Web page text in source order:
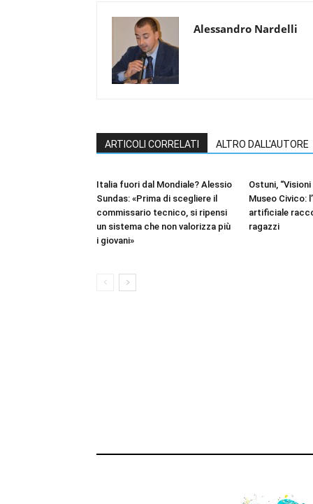
Alessandro Nardelli
ARTICOLI CORRELATI ALTRO DALL'AUTORE
Italia fuori dal Mondiale? Alessio
Sundas: «Prima di scegliere il
commissario tecnico, si ripensi
un sistema che non valorizza più
i giovani»
Ostuni,
Museo Civico:
artificiale
ragazzi